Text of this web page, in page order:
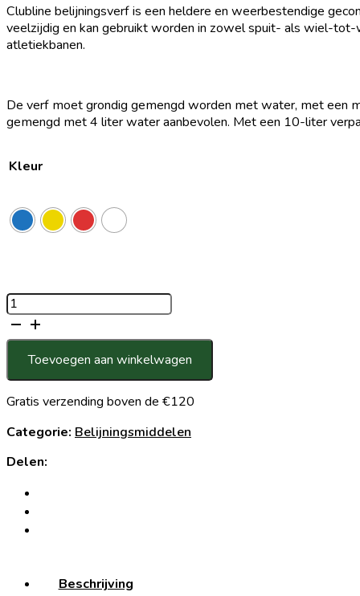
tot
€ 90,00
Clubline belijningsverf is een heldere en weerbestendige
veelzijdig en kan gebruikt worden in zowel spuit- als wiel-tot-
atletiekbanen.
De verf moet grondig gemengd worden met water, met een
gemengd met 4 liter water aanbevolen. Met een 10-liter
Kleur
Pitchmark
Clubline
(concentraat)
10L
aantalToevoegen aan winkelwagen
Gratis verzending boven de €120
Categorie: Belijningsmiddelen
Delen:
Beschrijving